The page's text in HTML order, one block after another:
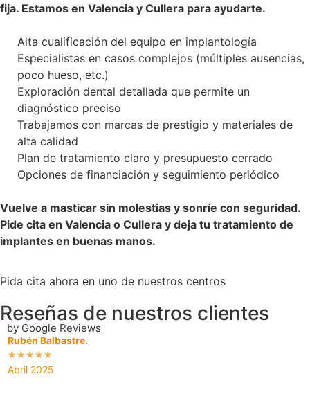
fija. Estamos en Valencia y Cullera para ayudarte.
Alta cualificación del equipo en implantología
Especialistas en casos complejos (múltiples ausencias,
poco hueso, etc.)
Exploración dental detallada que permite un
diagnóstico preciso
Trabajamos con marcas de prestigio y materiales de
alta calidad
Plan de tratamiento claro y presupuesto cerrado
Opciones de financiación y seguimiento periódico
Vuelve a masticar sin molestias y sonríe con seguridad.
Pide cita en Valencia o Cullera y deja tu tratamiento de
implantes en buenas manos.
Pida cita ahora en uno de nuestros centros
Reseñas de nuestros clientes
by Google Reviews
Rubén Balbastre.
☆☆☆☆☆
Abril 2025